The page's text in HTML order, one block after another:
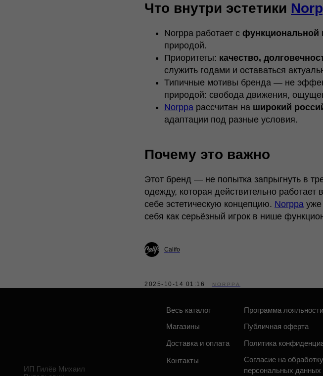
Что внутри эстетики
Norppa работает с функциональной
природой.
Приоритеты: качество,
служить годами и оставаться
Типичные мотивы бренда — не
природой: свобода движения,
Norppa рассчитан на широкий
адаптации под разные условия.
Почему это важно
Этот бренд — не попытка запрыгнуть в
одежду, которая действительно
себе эстетическую концепцию. Norppa уже
себя как серьёзный игрок в нише
Califo
2025-10-14 01:16 NORPPA
Весь каталог
Магазины
Доставка и оплата
Контакты
Публичная оферта
Политика конфиденциальности
Согласие на обработку